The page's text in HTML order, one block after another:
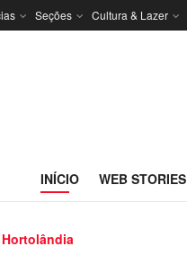
Seções Cultura & Lazer
INÍCIO WEB STORIES
Hortolândia